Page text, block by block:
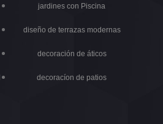
jardines con Piscina
diseño de terrazas modernas
decoración de áticos
decoracíon de patios